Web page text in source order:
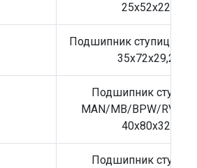
25x52x22
Подшипник ступицы
35x72x29,2
Подшипник
MAN/MB/BPW/RVI/
40x80x32
Подшипник